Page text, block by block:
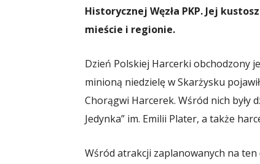
Historycznej Węzła PKP. Jej
mieście i regionie.
Dzień Polskiej Harcerki obchodzony
minioną niedzielę w Skarżysku
Chorągwi Harcerek. Wśród nich były
Jedynka” im. Emilii Plater, a także
Wśród atrakcji zaplanowanych na ten